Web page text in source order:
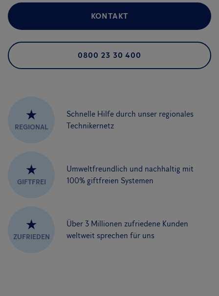
KONTAKT
0800 23 30 400
★
REGIONAL
Schnelle Hilfe durch unser regionales
Technikernetz
★
GIFTFREI
Umweltfreundlich und nachhaltig mit
100% giftfreien Systemen
★
ZUFRIEDEN
Über 3 Millionen zufriedene Kunden
weltweit sprechen für uns